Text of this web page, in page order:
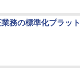
務の標準化プラッ